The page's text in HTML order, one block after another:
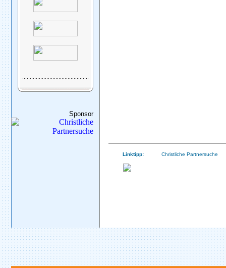
Sponsor
Linktipp: Christliche Partnersuche